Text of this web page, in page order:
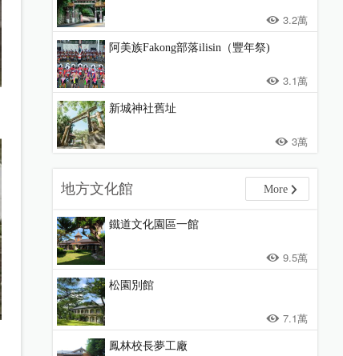
3.2萬
阿美族Fakong部落ilisin（豐年祭)
3.1萬
新城神社舊址
3萬
地方文化館 More
鐵道文化園區一館
9.5萬
松園別館
7.1萬
鳳林校長夢工廠